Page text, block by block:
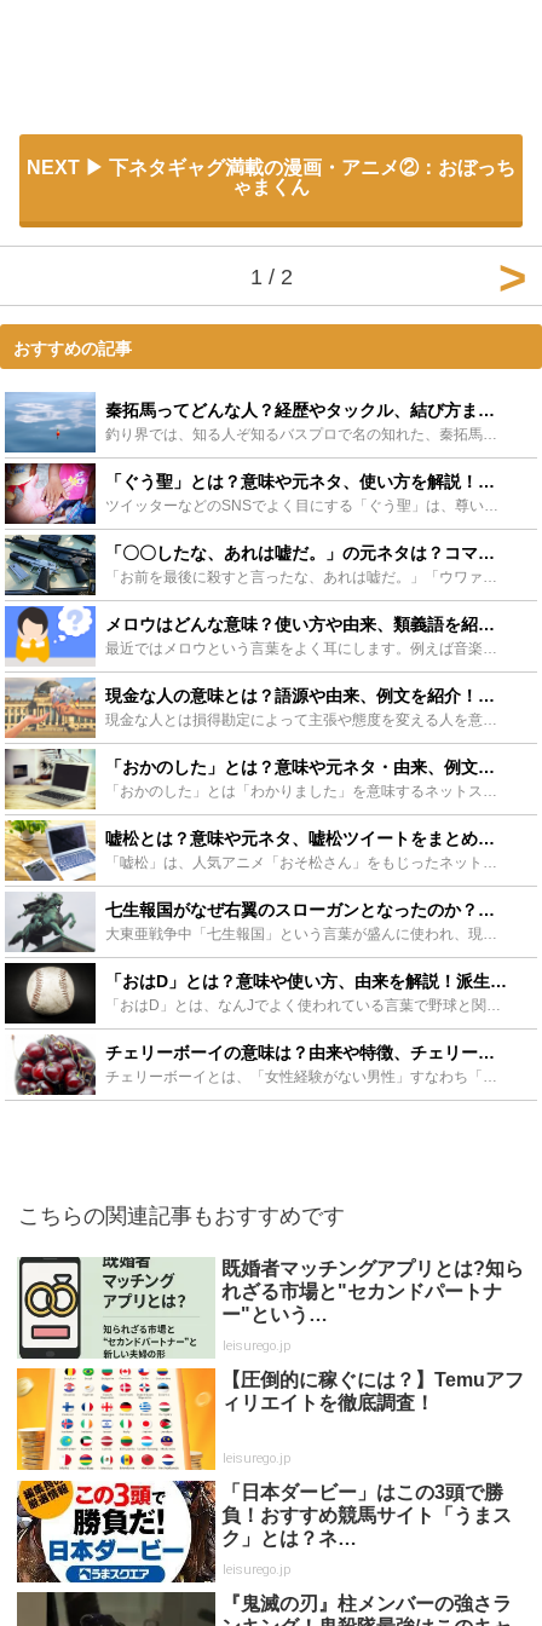
NEXT
下ネタギャグ満載の漫画・アニメ②：おぼっち
ゃまくん
1 / 2
おすすめの記事
秦拓馬ってどんな人？経歴やタックル、結び方までまとめて紹介します！ - Leisurego(レジャーゴー)
釣り界では、知る人ぞ知るバスプロで名の知れた、秦拓馬（ハタタクマ）さん。そんな有名人のタックル（釣道具）や、ラインとルアーの結び方、気になる経歴などを紹介します。バスプロ秦拓馬さんを参考にして、大物...
「ぐう聖」とは？意味や元ネタ、使い方を解説！ぐう聖と呼ばれる人物も！ - Leisurego(レジャーゴー)
ツイッターなどのSNSでよく目にする「ぐう聖」は、尊いものに出会った表現方法として一般的に広まりつつあります。そんな「ぐう聖」には、じつは意外な誕生の由来がありました。ここでは、「ぐう聖」の使い方や...
「〇〇したな、あれは嘘だ。」の元ネタは？コマンドーの秀逸すぎる名言ネタ集も - Leisurego(レジャーゴー)
「お前を最後に殺すと言ったな、あれは嘘だ。」「ウワァァァ！」汎用性の高すぎる「あれは嘘だ」ネタ。元ネタは映画「コマンドー」のワンシーンだった！どうしてこのセリフが生まれたの？今回は「あれは嘘だ」の元...
メロウはどんな意味？使い方や由来、類義語を紹介！おすすめ曲も - Leisurego(レジャーゴー)
最近ではメロウという言葉をよく耳にします。例えば音楽で「この曲メロウだね」と言われたり、「メロウなファッション」等、様々なシーンで使われます。「落ち着いている」や「リッチ」という意味で使われる事が多...
現金な人の意味とは？語源や由来、例文を紹介！類語や英語表現も！ - Leisurego(レジャーゴー)
現金な人とは損得勘定によって主張や態度を変える人を意味します。その語源・由来は江戸時代にありお金を「現銀（ゲンギン）」と呼び即座に受け渡しができたことに由来します。この記事は現金な人の意味や類語、英...
「おかのした」とは？意味や元ネタ・由来、例文や使い方をご紹介！ - Leisurego(レジャーゴー)
「おかのした」とは「わかりました」を意味するネットスラングで“淫夢語録”の1つ。日常でも使える言葉ですが、元ネタや語源を知らずに使うと相手を不快にさせてしまう場合も。今回は「おかのした」の由来や意味...
嘘松とは？意味や元ネタ、嘘松ツイートをまとめてご紹介 - Leisurego(レジャーゴー)
「嘘松」は、人気アニメ「おそ松さん」をもじったネットスラングです。おそ松さんにはそんな登場人物は存在しませんが、ツイッターで嘘のツイートを流す人はこう呼ばれます。ここでは、「嘘松」の誕生の由来から、...
七生報国がなぜ右翼のスローガンとなったのか？言葉の由来から真の意味を考える - Leisurego(レジャーゴー)
大東亜戦争中「七生報国」という言葉が盛んに使われ、現在では七生報国は右翼団体のスローガンとなっています。しかし、七生報国はもともと軍国主義の言葉ではありませんでした。七生報国の言葉の由来やその真の意...
「おはD」とは？意味や使い方、由来を解説！派生して出来た略称も紹介 - Leisurego(レジャーゴー)
「おはD」とは、なんJでよく使われている言葉で野球と関係があります。また、年上好きとも関係が？今回は「おはD」の意味や由来、使い方や例文などをまとめていきます。「おはD」が元となって派生語「すごC」...
チェリーボーイの意味は？由来や特徴、チェリーならでは魅力まで！ - Leisurego(レジャーゴー)
チェリーボーイとは、「女性経験がない男性」すなわち「童貞」の男性の事を指す俗称です。この記事ではその言葉の由来や、チェリーボーイである男性の特徴・恋愛の傾向について解説します。また、恋愛関係になった...
こちらの関連記事もおすすめです
既婚者マッチングアプリとは?知ら
れざる市場と"セカンドパートナ
ー"という…
leisurego.jp
【圧倒的に稼ぐには？】Temuアフ
ィリエイトを徹底調査！
leisurego.jp
「日本ダービー」はこの3頭で勝
負！おすすめ競馬サイト「うまス
ク」とは？ネ…
leisurego.jp
『鬼滅の刃』柱メンバーの強さラ